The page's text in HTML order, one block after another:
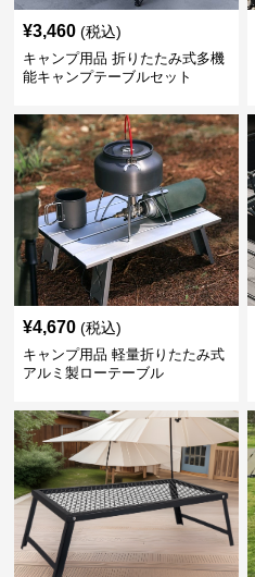
¥3,460 (税込)
キャンプ用品 折りたたみ式多機
能キャンプテーブルセット
¥4,670 (税込)
キャンプ用品 軽量折りたたみ式
アルミ製ローテーブル